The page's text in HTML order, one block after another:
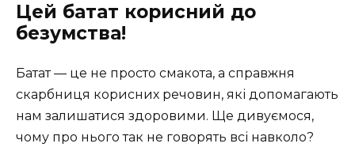
Цей батат корисний до
безумства!
Батат — це не просто смакота, а справжня
скарбниця корисних речовин, які допомагають
нам залишатися здоровими. Ще дивуємося,
чому про нього так не говорять всі навколо?